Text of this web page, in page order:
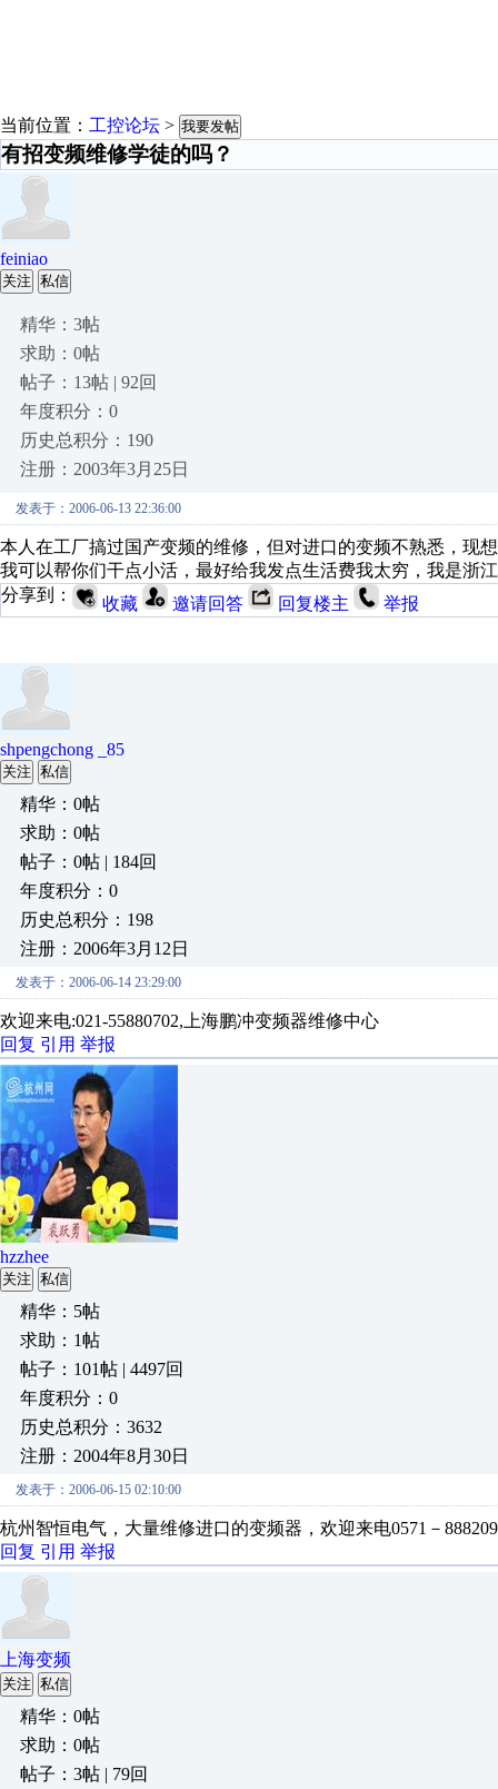
当前位置： 工控论坛 > 我要发帖
有招变频维修学徒的吗？
feiniao
关注 私信
精华：3帖
求助：0帖
帖子：13帖 | 92回
年度积分：0
历史总积分：190
注册：2003年3月25日
发表于：2006-06-13 22:36:00
本人在工厂搞过国产变频的维修，但对进口的变频不熟悉，现
我可以帮你们干点小活，最好给我发点生活费我太穷，我是浙
分享到：
收藏 邀请回答 回复楼主 举报
shpengchong _85
关注 私信
精华：0帖
求助：0帖
帖子：0帖 | 184回
年度积分：0
历史总积分：198
注册：2006年3月12日
发表于：2006-06-14 23:29:00
欢迎来电:021-55880702,上海鹏冲变频器维修中心
回复 引用 举报
hzzhee
关注 私信
精华：5帖
求助：1帖
帖子：101帖 | 4497回
年度积分：0
历史总积分：3632
注册：2004年8月30日
发表于：2006-06-15 02:10:00
杭州智恒电气，大量维修进口的变频器，欢迎来电0571－
回复 引用 举报
上海变频
关注 私信
精华：0帖
求助：0帖
帖子：3帖 | 79回